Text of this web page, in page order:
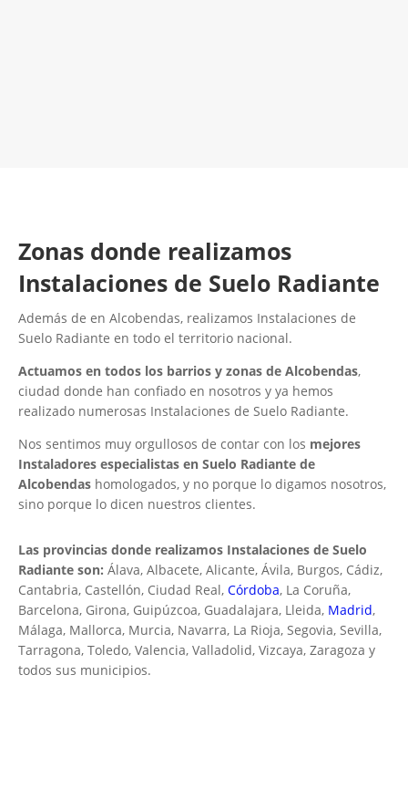
Zonas donde realizamos
Instalaciones de Suelo Radiante
Además de en Alcobendas, realizamos Instalaciones de
Suelo Radiante en todo el territorio nacional.
Actuamos en todos los barrios y zonas de Alcobendas,
ciudad donde han confiado en nosotros y ya hemos
realizado numerosas Instalaciones de Suelo Radiante.
Nos sentimos muy orgullosos de contar con los mejores
Instaladores especialistas en Suelo Radiante de
Alcobendas homologados, y no porque lo digamos nosotros,
sino porque lo dicen nuestros clientes.
Las provincias donde realizamos Instalaciones de Suelo
Radiante son: Álava, Albacete, Alicante, Ávila, Burgos, Cádiz,
Cantabria, Castellón, Ciudad Real, Córdoba, La Coruña,
Barcelona, Girona, Guipúzcoa, Guadalajara, Lleida, Madrid,
Málaga, Mallorca, Murcia, Navarra, La Rioja, Segovia, Sevilla,
Tarragona, Toledo, Valencia, Valladolid, Vizcaya, Zaragoza y
todos sus municipios.